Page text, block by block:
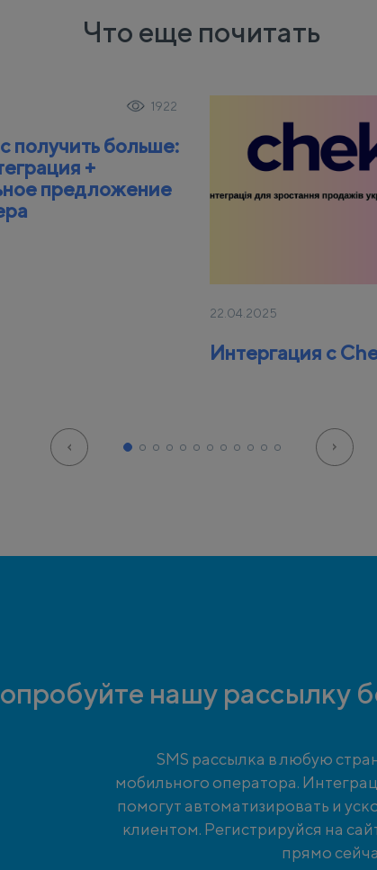
Что еще почитать
1922
получить больше:
+
предложение
22.04.2025
Интергация с
нашу рассылку
SMS рассылка в любую
мобильного оператора.
помогут автоматизировать и
клиентом. Регистрируйся на
прямо